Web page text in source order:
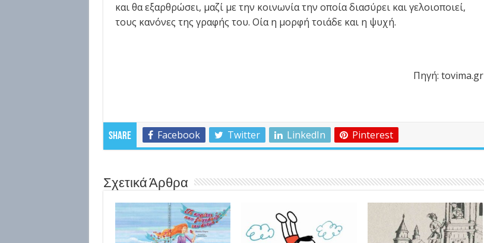
και θα εξαρθρώσει, μαζί με την κοινωνία την οποία διασύρει και γελοιοποιεί,
τους κανόνες της γραφής του. Οία η μορφή τοιάδε και η ψυχή.
Πηγή: tovima.gr
Share Facebook Twitter LinkedIn Pinterest
Σχετικά Άρθρα